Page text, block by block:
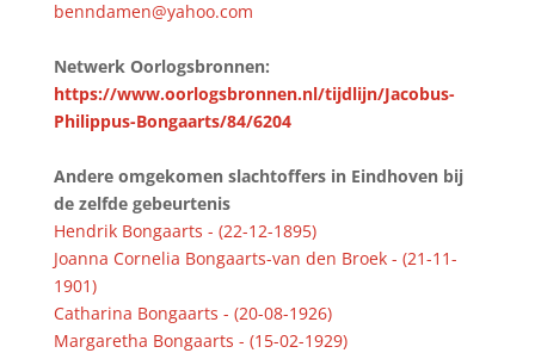
benndamen@yahoo.com
Netwerk Oorlogsbronnen:
https://www.oorlogsbronnen.nl/tijdlijn/Jacobus-
Philippus-Bongaarts/84/6204
Andere omgekomen slachtoffers in Eindhoven bij
de zelfde gebeurtenis
Hendrik Bongaarts - (22-12-1895)
Joanna Cornelia Bongaarts-van den Broek - (21-11-
1901)
Catharina Bongaarts - (20-08-1926)
Margaretha Bongaarts - (15-02-1929)